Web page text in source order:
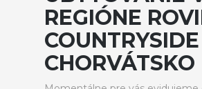
REGIÓNE
CHORVÁTSKO